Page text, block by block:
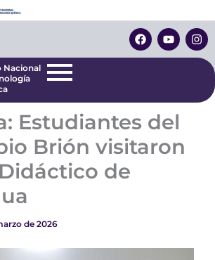
F
a
c
o
Y
o
u
e
I
n
s
r
Nacional
Estudiantes del
Brión visitaron
de
de 2026